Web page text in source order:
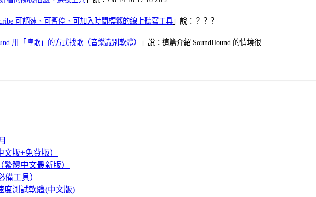
可調速、可暫停、可加入時間標籤的線上聽寫工具 」說：？？？
用「哼歌」的方式找歌（音樂識別軟體） 」說：這篇介紹 SoundHound 的情境很...
版+免費版）
體中文最新版）
工具）
度測試軟體(中文版)